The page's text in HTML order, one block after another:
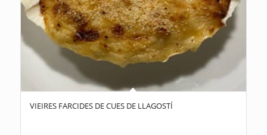
VIEIRES FARCIDES DE CUES DE LLAGOSTÍ